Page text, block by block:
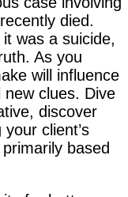
died.
was a suicide,
As you
will influence
clues. Dive
discover
client’s
based